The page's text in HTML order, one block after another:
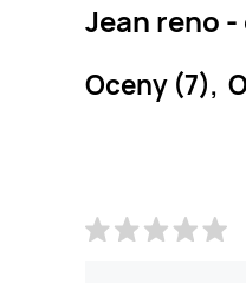
Jean reno
Oceny (7),